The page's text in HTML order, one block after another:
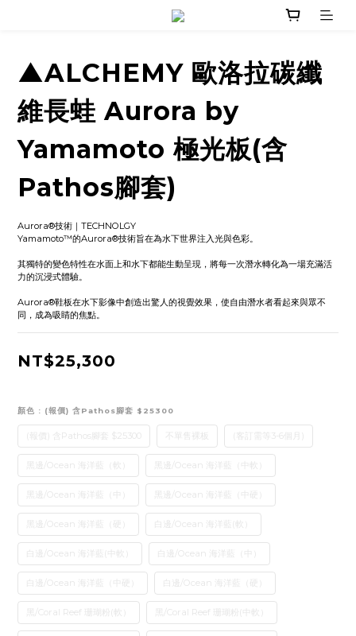
▲ALCHEMY 歐洛拉碳纖
維長蛙 Aurora by
Yamamoto 極光板(含
Pathos腳套)
Aurora®技術｜TECHNOLGY
Yamamoto™的Aurora®技術旨在為水下世界注入光與色彩。
其獨特的變色特性在水面上和水下都能生動呈現，將每一次潛水轉化為一場充滿活
力的沉浸式體驗。
Aurora®鞋板在水下影像中創造出驚人的視覺效果，使自由潛水者看起來與眾不
同，成為吸睛的焦點。
NT$25,300
顏色 : (報價) 含Pathos腳套 $25300
(報價) 含Pathos腳套 $25300 不單售裸板 (客訂需等3-6個月)
黑邊/Ocean 海洋藍（軟） 黑邊/Ocean 海洋藍（中軟）
黑邊/Ocean 海洋藍（中） 黑邊/Ocean 海洋藍（中硬）
黑邊/Ocean 海洋藍（硬） 白邊/Ocean 海洋藍(軟）
白邊/Ocean 海洋藍(中軟） 白邊/Ocean 海洋藍（中）
白邊/Ocean 海洋藍（中硬） 白邊/Ocean 海洋藍（硬）
黑/Coral Reef 珊瑚粉(軟） 黑/Coral Reef 珊瑚粉(中軟）